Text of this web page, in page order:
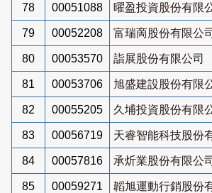
78 00051088 曜盈投資股份有限
79 00052208 富瑞啇股份有限公司
80 00053570 詣展股份有限公司
81 00053706 旭盛建設股份有限
82 00055205 久埔投資股份有限
83 00056719 天睿智能科技股份
84 00057816 承炘業股份有限公司
85 00059271 韜旭運動行銷股份